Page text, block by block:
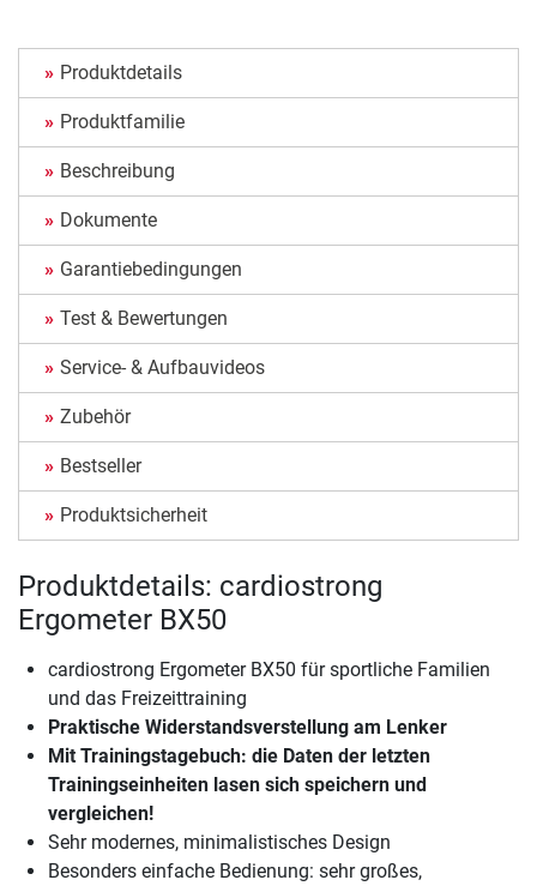
Produktdetails
Produktfamilie
Beschreibung
Dokumente
Garantiebedingungen
Test & Bewertungen
Service- & Aufbauvideos
Zubehör
Bestseller
Produktsicherheit
Produktdetails: cardiostrong
Ergometer BX50
cardiostrong Ergometer BX50 für sportliche Familien
und das Freizeittraining
Praktische Widerstandsverstellung am Lenker
Mit Trainingstagebuch: die Daten der letzten
Trainingseinheiten lasen sich speichern und
vergleichen!
Sehr modernes, minimalistisches Design
Besonders einfache Bedienung: sehr großes,